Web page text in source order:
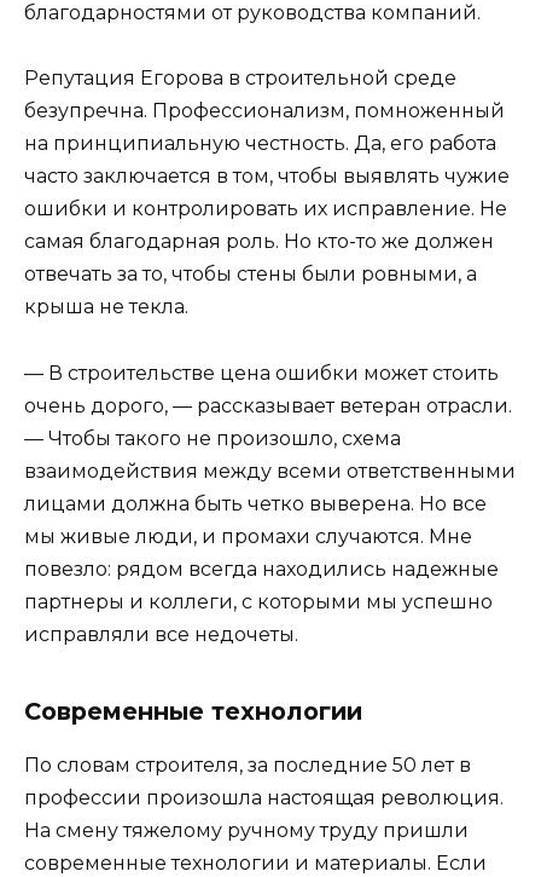
благодарностями от руководства компаний.
Репутация Егорова в строительной среде
безупречна. Профессионализм, помноженный
на принципиальную честность. Да, его работа
часто заключается в том, чтобы выявлять чужие
ошибки и контролировать их исправление. Не
самая благодарная роль. Но кто-то же должен
отвечать за то, чтобы стены были ровными, а
крыша не текла.
— В строительстве цена ошибки может стоить
очень дорого, — рассказывает ветеран отрасли.
— Чтобы такого не произошло, схема
взаимодействия между всеми ответственными
лицами должна быть четко выверена. Но все
мы живые люди, и промахи случаются. Мне
повезло: рядом всегда находились надежные
партнеры и коллеги, с которыми мы успешно
исправляли все недочеты.
Современные технологии
По словам строителя, за последние 50 лет в
профессии произошла настоящая революция.
На смену тяжелому ручному труду пришли
современные технологии и материалы. Если